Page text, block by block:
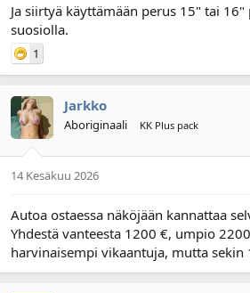
Ja siirtyä käyttämään perus 15" tai
suosiolla.
1
Jarkko
Aboriginaali KK Plus pack
14 Kesäkuu 2026
Autoa ostaessa näköjään kannattaa
Yhdestä vanteesta 1200 €, umpio
harvinaisempi vikaantuja, mutta sekin